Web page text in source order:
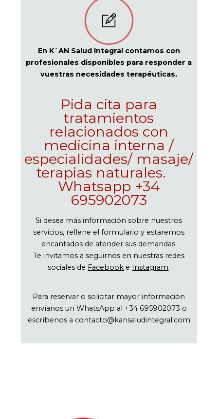
En K´AN Salud Integral contamos con
profesionales disponibles para responder a
vuestras necesidades terapéuticas.
Pida cita para
tratamientos
relacionados con
medicina interna /
especialidades/ masaje/
terapias naturales.
Whatsapp +34
695902073
Si desea más información sobre nuestros
servicios, rellene el formulario y estaremos
encantados de atender sus demandas.
Te invitamos a seguirnos en nuestras redes
sociales de Facebook e Instagram.
Para reservar o solicitar mayor información
envíanos un WhatsApp al +34 695902073 o
escríbenos a contacto@kansaludintegral.com